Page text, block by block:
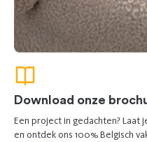
Download onze
Een project in gedachten? Laat
en ontdek ons 100% Belgisch